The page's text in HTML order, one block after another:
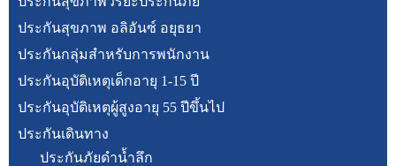
ประกันสุขภาพ อลิอันซ์ อยุธยา
ประกันกลุ่มสำหรับการพนักงาน
ประกันอุบัติเหตุเด็กอายุ 1-15 ปี
ประกันอุบัติเหตุผู้สูงอายุ 55 ปีขึ้นไป
ประกันเดินทาง
ประกันภัยดำน้ำลึก